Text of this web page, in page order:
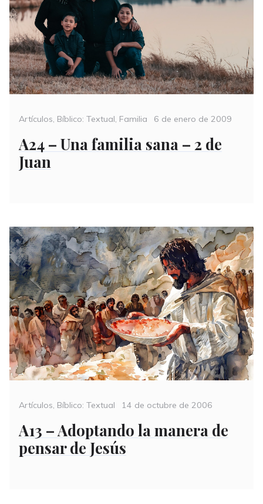
Categories
Artículos, Bíblico: Textual, Familia
Posted
6 de enero de 2009
A24 – Una familia sana – 2 de
Juan
Categories
Artículos, Bíblico: Textual
Posted
14 de octubre de 2006
A13 – Adoptando la manera de
pensar de Jesús